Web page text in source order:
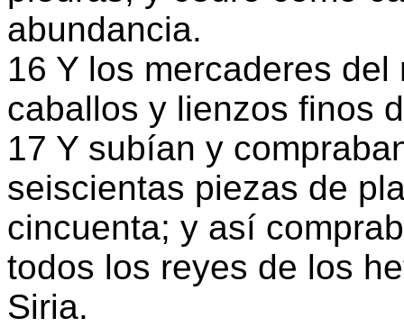
abundancia.
16 Y los mercaderes
caballos y lienzos finos
17 Y subían y
seiscientas piezas de
cincuenta; y así
todos los reyes de los
Siria.